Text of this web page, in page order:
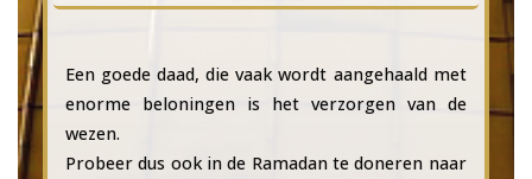
Een goede daad, die vaak wordt aangehaald met
enorme beloningen is het verzorgen van de
wezen.
Probeer dus ook in de Ramadan te doneren naar